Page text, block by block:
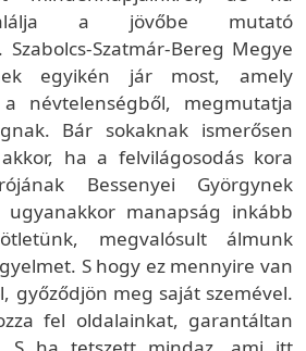
a jövőbe mutató
Szabolcs-Szatmár-Bereg Megye
egyikén jár most, amely
névtelenségből, megmutatja
Bár sokaknak ismerősen
ha a felvilágosodás kora
Bessenyei Györgynek
manapság inkább
megvalósult álmunk
S hogy ez mennyire van
győződjön meg saját szemével.
fel oldalainkat, garantáltan